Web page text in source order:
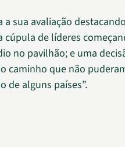
a sua avaliação
cúpula de líderes
no pavilhão; e uma
caminho que não
de alguns países”.